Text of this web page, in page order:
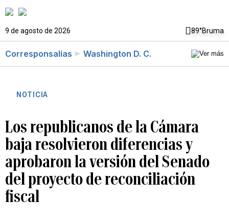
9 de agosto de 2026 89°Bruma
Corresponsalías Washington D. C.
NOTICIA
Los republicanos de la Cámara
baja resolvieron diferencias y
aprobaron la versión del Senado
del proyecto de reconciliación
fiscal